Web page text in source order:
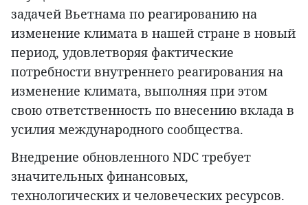
задачей Вьетнама по реагированию на
изменение климата в нашей стране в новый
период, удовлетворяя фактические
потребности внутреннего реагирования на
изменение климата, выполняя при этом
свою ответственность по внесению вклада в
усилия международного сообщества.
Внедрение обновленного NDC требует
значительных финансовых,
технологических и человеческих ресурсов.